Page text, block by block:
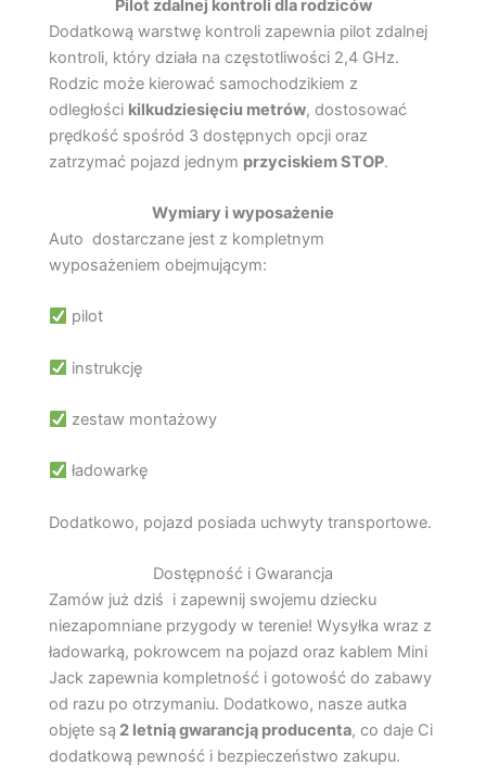
Pilot zdalnej kontroli dla rodziców
Dodatkową warstwę kontroli zapewnia pilot zdalnej
kontroli, który działa na częstotliwości 2,4 GHz.
Rodzic może kierować samochodzikiem z
odległości kilkudziesięciu metrów, dostosować
prędkość spośród 3 dostępnych opcji oraz
zatrzymać pojazd jednym przyciskiem STOP.
Wymiary i wyposażenie
Auto dostarczane jest z kompletnym
wyposażeniem obejmującym:
pilot
instrukcję
zestaw montażowy
ładowarkę
Dodatkowo, pojazd posiada uchwyty transportowe.
Dostępność i Gwarancja
Zamów już dziś i zapewnij swojemu dziecku
niezapomniane przygody w terenie! Wysyłka wraz z
ładowarką, pokrowcem na pojazd oraz kablem Mini
Jack zapewnia kompletność i gotowość do zabawy
od razu po otrzymaniu. Dodatkowo, nasze autka
objęte są 2 letnią gwarancją producenta, co daje Ci
dodatkową pewność i bezpieczeństwo zakupu.